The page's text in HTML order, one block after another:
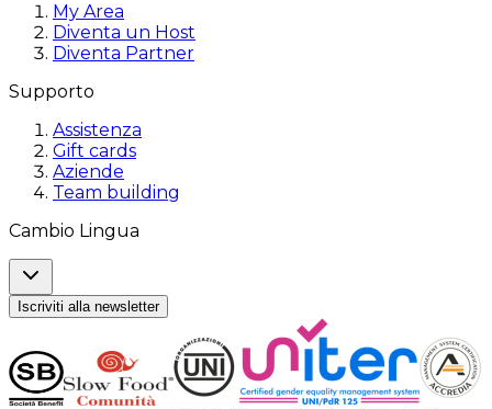
My Area
Diventa un Host
Diventa Partner
Supporto
Assistenza
Gift cards
Aziende
Team building
Cambio Lingua
Iscriviti alla newsletter